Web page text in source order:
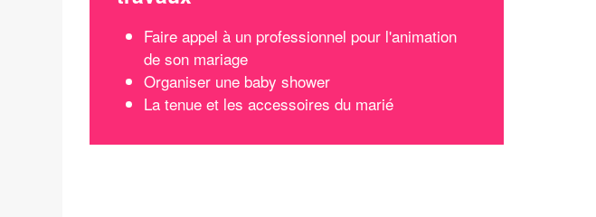
Faire appel à un professionnel pour l'animation
de son mariage
Organiser une baby shower
La tenue et les accessoires du marié